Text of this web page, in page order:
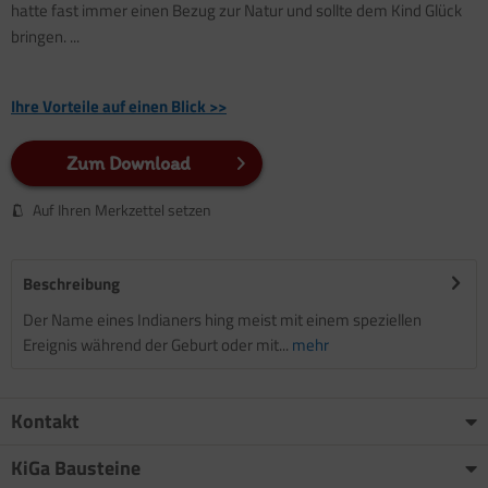
hatte fast immer einen Bezug zur Natur und sollte dem Kind Glück
bringen. ...
Ihre Vorteile auf einen Blick >>
Zum Download
Auf Ihren Merkzettel setzen
Beschreibung
Der Name eines Indianers hing meist mit einem speziellen
Ereignis während der Geburt oder mit... mehr
Kontakt
KiGa Bausteine